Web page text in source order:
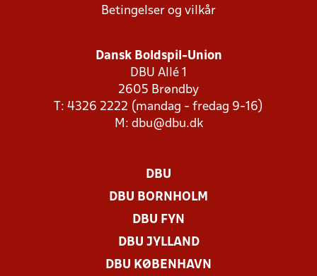
Betingelser og vilkår
Dansk Boldspil-Union
DBU Allé 1
2605 Brøndby
T: 4326 2222 (mandag - fredag 9-16)
M: dbu@dbu.dk
DBU
DBU BORNHOLM
DBU FYN
DBU JYLLAND
DBU KØBENHAVN